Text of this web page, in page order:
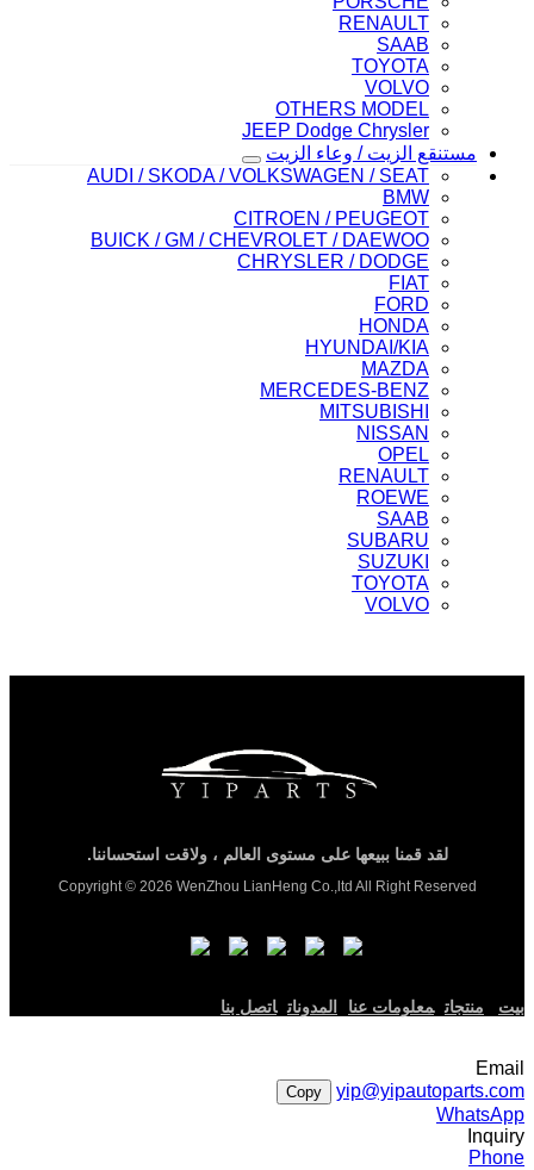
RENAULT
SAAB
TOYOTA
VOLVO
OTHERS MODEL
JEEP Dodge Chrysler
مستنقع الزيت / وعاء الزيت
AUDI / SKODA / VOLKSWAGEN / SEAT
BMW
CITROEN / PEUGEOT
BUICK / GM / CHEVROLET / DAEWOO
CHRYSLER / DODGE
FIAT
FORD
HONDA
HYUNDAI/KIA
MAZDA
MERCEDES-BENZ
MITSUBISHI
NISSAN
OPEL
RENAULT
ROEWE
SAAB
SUBARU
SUZUKI
TOYOTA
VOLVO
لقد قمنا ببيعها على مستوى العالم ، ولاقت استحساننا.
Copyright © 2026 WenZhou LianHeng Co.,ltd All Right Reserved
بيت منتجات معلومات عنا المدونات اتصل بنا
Email
yip@yipautoparts.com
Copy
WhatsApp
Inquiry
Phone